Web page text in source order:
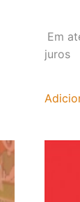
Em
juros